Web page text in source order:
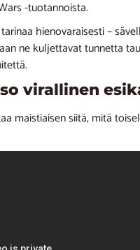
-tuotannoista.
hienovaraisesti –
ne kuljettavat tunnetta
virallinen
maistiaisen siitä, mitä